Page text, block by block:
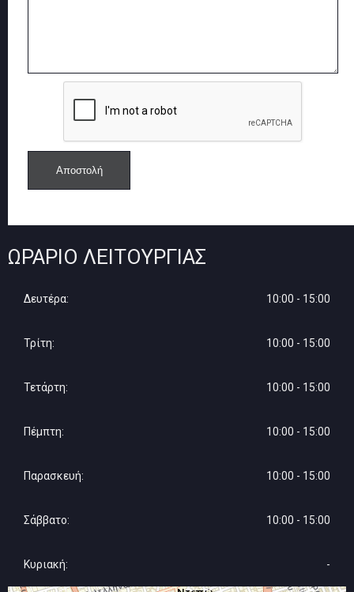
ΩΡΆΡΙΟ ΛΕΙΤΟΥΡΓΊΑΣ
Δευτέρα: 10:00 - 15:00
Τρίτη: 10:00 - 15:00
Τετάρτη: 10:00 - 15:00
Πέμπτη: 10:00 - 15:00
Παρασκευή: 10:00 - 15:00
Σάββατο: 10:00 - 15:00
Κυριακή: -